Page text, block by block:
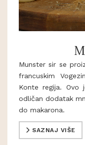
Munster sir se
francuskim
Konte regija.
odličan dodatak
do makarona.
SAZNAJ VIŠE